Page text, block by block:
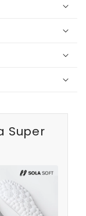
Super